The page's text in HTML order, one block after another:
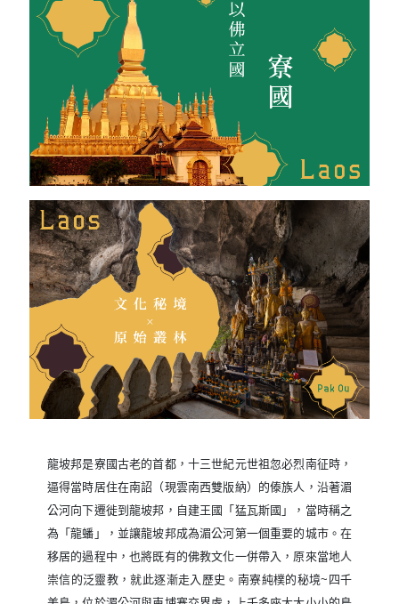
龍坡邦是寮國古老的首都，十三世紀元世祖忽必烈南征時，
逼得當時居住在南詔（現雲南西雙版納）的傣族人，沿著湄
公河向下遷徙到龍坡邦，自建王國「猛瓦斯國」，當時稱之
為「龍蟠」，並讓龍坡邦成為湄公河第一個重要的城市。在
移居的過程中，也將既有的佛教文化一併帶入，原來當地人
崇信的泛靈教，就此逐漸走入歷史。南寮純樸的秘境~四千